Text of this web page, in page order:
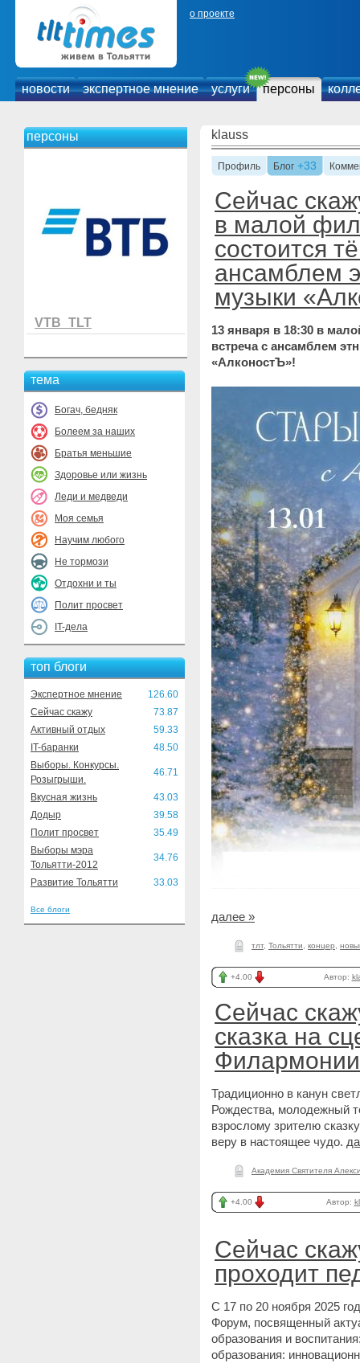
о проекте
новости экспертное мнение услуги персоны
персоны
VTB_TLT
тема
Богач, бедняк
Болеем за наших
Братья меньшие
Здоровье или жизнь
Леди и медведи
Моя семья
Научим любого
Не тормози
Отдохни и ты
Полит просвет
IT-дела
топ блоги
Экспертное мнение
126.60
Сейчас скажу
73.87
Активный отдых
59.33
IT-баранки
48.50
Выборы. Конкурсы.
Розыгрыши.
46.71
Вкусная жизнь
43.03
Додыр
39.58
Полит просвет
35.49
Выборы мэра
Тольятти-2012
34.76
Развитие Тольятти 33.03
Все блоги
klauss
Профиль Блог +33
Сейчас
в малой
состоится
ансамблем
музыки
13 января в 18:30 в
встреча с ансамблем
«АлконостЪ»!
далее »
тлт, Тольятти концер
+4.00 Автор:
Сейчас
сказка на
Традиционно в канун
Рождества, молодежный
взрослому зрителю
веру в настоящее чудо.
Академия Святителя
+4.00 Автор:
Сейчас
проходит
С 17 по 20 ноября 2025
Форум, посвященный
образования и
образования: